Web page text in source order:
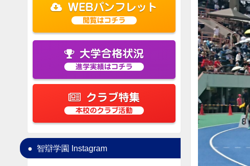
WEBパンフレット
閲覧はコチラ
大学合格状況
進学実績はコチラ
クラブ特集
本校のクラブ活動
智辯学園 Instagram